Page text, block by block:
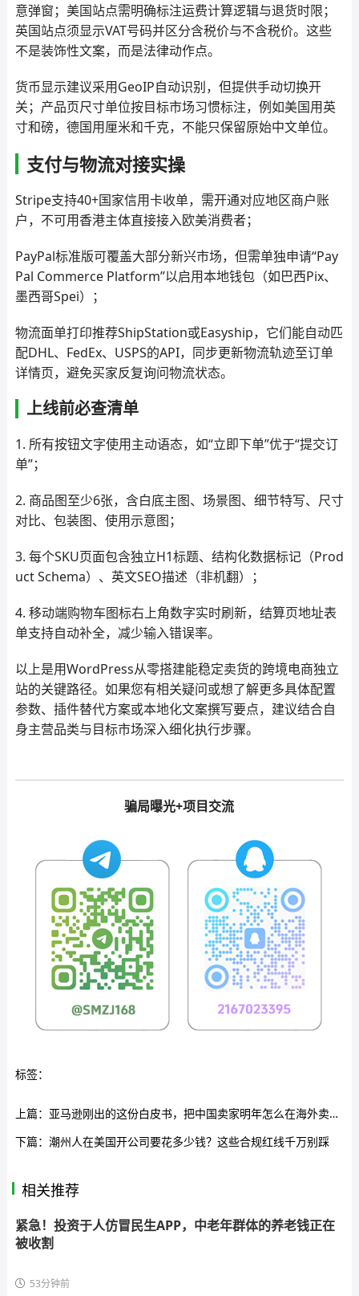
意弹窗；美国站点需明确标注运费计算逻辑与退货时限；
英国站点须显示VAT号码并区分含税价与不含税价。这些
不是装饰性文案，而是法律动作点。
货币显示建议采用GeoIP自动识别，但提供手动切换开
关；产品页尺寸单位按目标市场习惯标注，例如美国用英
寸和磅，德国用厘米和千克，不能只保留原始中文单位。
支付与物流对接实操
Stripe支持40+国家信用卡收单，需开通对应地区商户账
户，不可用香港主体直接接入欧美消费者；
PayPal标准版可覆盖大部分新兴市场，但需单独申请“Pay
Pal Commerce Platform”以启用本地钱包（如巴西Pix、
墨西哥Spei）；
物流面单打印推荐ShipStation或Easyship，它们能自动匹
配DHL、FedEx、USPS的API，同步更新物流轨迹至订单
详情页，避免买家反复询问物流状态。
上线前必查清单
1. 所有按钮文字使用主动语态，如“立即下单”优于“提交订
单”；
2. 商品图至少6张，含白底主图、场景图、细节特写、尺寸
对比、包装图、使用示意图；
3. 每个SKU页面包含独立H1标题、结构化数据标记（Prod
uct Schema）、英文SEO描述（非机翻）；
4. 移动端购物车图标右上角数字实时刷新，结算页地址表
单支持自动补全，减少输入错误率。
以上是用WordPress从零搭建能稳定卖货的跨境电商独立
站的关键路径。如果您有相关疑问或想了解更多具体配置
参数、插件替代方案或本地化文案撰写要点，建议结合自
身主营品类与目标市场深入细化执行步骤。
骗局曝光+项目交流
标签：
上篇： 亚马逊刚出的这份白皮书，把中国卖家明年怎么在海外卖货说透了
下篇： 潮州人在美国开公司要花多少钱？这些合规红线千万别踩
相关推荐
紧急！投资于人仿冒民生APP，中老年群体的养老钱正在
被收割
53分钟前